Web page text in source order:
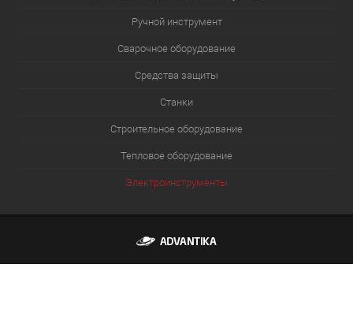
Ручной инструмент
Сварочное оборудование
Средства защиты
Станки
Строительное оборудование
Тепловое оборудование
Электроинструменты